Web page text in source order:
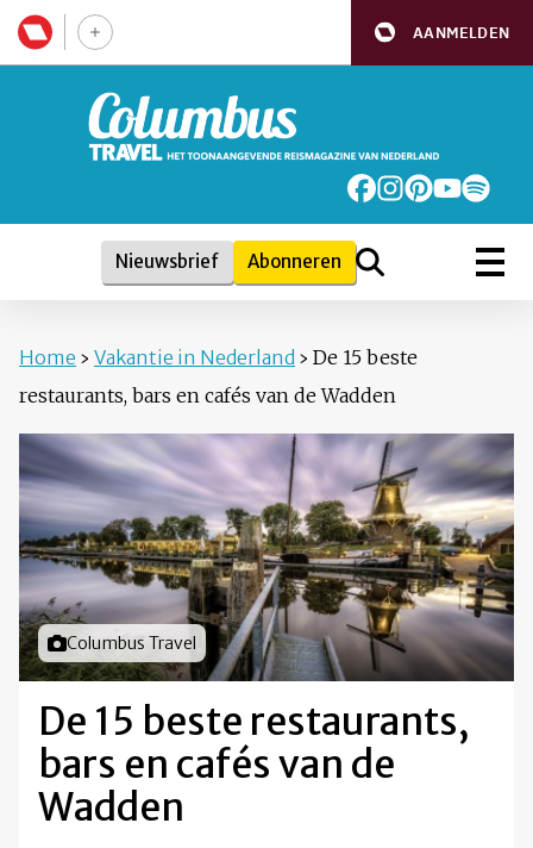
AANMELDEN
Nieuwsbrief Abonneren
Home › Vakantie in Nederland › De 15 beste
restaurants, bars en cafés van de Wadden
Foto door
Columbus Travel
De 15 beste restaurants,
bars en cafés van de
Wadden